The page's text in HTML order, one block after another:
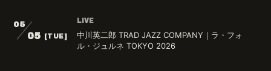
05
05 [TUE]
LIVE
中川英二郎 TRAD JAZZ COMPANY｜ラ・フォ
ル・ジュルネ TOKYO 2026